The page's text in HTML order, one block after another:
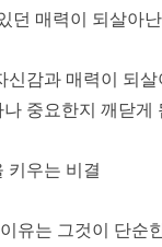
던 매력이 되살아
신감과 매력이 되
중요한지 깨닫게
키우는 비결
유는 그것이 단순